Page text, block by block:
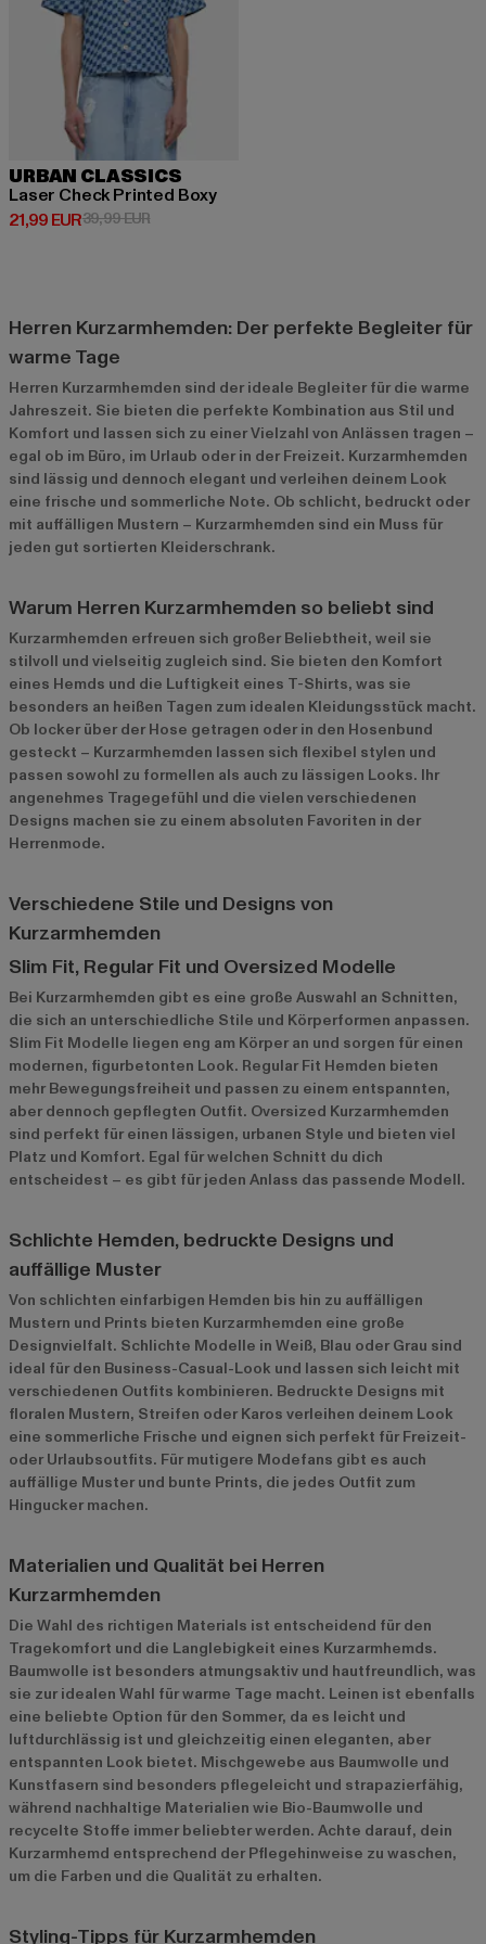
URBAN CLASSICS
Laser Check Printed Boxy
21,99 EUR
Derzeitiger Preis: 21,99 EUR
39,99 EURAktionspreis: 39,99 EUR
Herren Kurzarmhemden: Der perfekte Begleiter für
warme Tage
Herren Kurzarmhemden sind der ideale Begleiter für die warme
Jahreszeit. Sie bieten die perfekte Kombination aus Stil und
Komfort und lassen sich zu einer Vielzahl von Anlässen tragen –
egal ob im Büro, im Urlaub oder in der Freizeit. Kurzarmhemden
sind lässig und dennoch elegant und verleihen deinem Look
eine frische und sommerliche Note. Ob schlicht, bedruckt oder
mit auffälligen Mustern – Kurzarmhemden sind ein Muss für
jeden gut sortierten Kleiderschrank.
Warum Herren Kurzarmhemden so beliebt sind
Kurzarmhemden erfreuen sich großer Beliebtheit, weil sie
stilvoll und vielseitig zugleich sind. Sie bieten den Komfort
eines Hemds und die Luftigkeit eines T-Shirts, was sie
besonders an heißen Tagen zum idealen Kleidungsstück macht.
Ob locker über der Hose getragen oder in den Hosenbund
gesteckt – Kurzarmhemden lassen sich flexibel stylen und
passen sowohl zu formellen als auch zu lässigen Looks. Ihr
angenehmes Tragegefühl und die vielen verschiedenen
Designs machen sie zu einem absoluten Favoriten in der
Herrenmode.
Verschiedene Stile und Designs von
Kurzarmhemden
Slim Fit, Regular Fit und Oversized Modelle
Bei Kurzarmhemden gibt es eine große Auswahl an Schnitten,
die sich an unterschiedliche Stile und Körperformen anpassen.
Slim Fit Modelle liegen eng am Körper an und sorgen für einen
modernen, figurbetonten Look. Regular Fit Hemden bieten
mehr Bewegungsfreiheit und passen zu einem entspannten,
aber dennoch gepflegten Outfit. Oversized Kurzarmhemden
sind perfekt für einen lässigen, urbanen Style und bieten viel
Platz und Komfort. Egal für welchen Schnitt du dich
entscheidest – es gibt für jeden Anlass das passende Modell.
Schlichte Hemden, bedruckte Designs und
auffällige Muster
Von schlichten einfarbigen Hemden bis hin zu auffälligen
Mustern und Prints bieten Kurzarmhemden eine große
Designvielfalt. Schlichte Modelle in Weiß, Blau oder Grau sind
ideal für den Business-Casual-Look und lassen sich leicht mit
verschiedenen Outfits kombinieren. Bedruckte Designs mit
floralen Mustern, Streifen oder Karos verleihen deinem Look
eine sommerliche Frische und eignen sich perfekt für Freizeit-
oder Urlaubsoutfits. Für mutigere Modefans gibt es auch
auffällige Muster und bunte Prints, die jedes Outfit zum
Hingucker machen.
Materialien und Qualität bei Herren
Kurzarmhemden
Die Wahl des richtigen Materials ist entscheidend für den
Tragekomfort und die Langlebigkeit eines Kurzarmhemds.
Baumwolle ist besonders atmungsaktiv und hautfreundlich, was
sie zur idealen Wahl für warme Tage macht. Leinen ist ebenfalls
eine beliebte Option für den Sommer, da es leicht und
luftdurchlässig ist und gleichzeitig einen eleganten, aber
entspannten Look bietet. Mischgewebe aus Baumwolle und
Kunstfasern sind besonders pflegeleicht und strapazierfähig,
während nachhaltige Materialien wie Bio-Baumwolle und
recycelte Stoffe immer beliebter werden. Achte darauf, dein
Kurzarmhemd entsprechend der Pflegehinweise zu waschen,
um die Farben und die Qualität zu erhalten.
Styling-Tipps für Kurzarmhemden